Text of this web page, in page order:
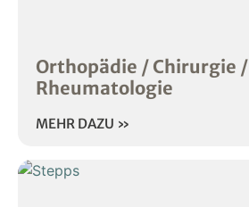
Orthopädie / Chirurgie /
Rheumatologie
MEHR DAZU »